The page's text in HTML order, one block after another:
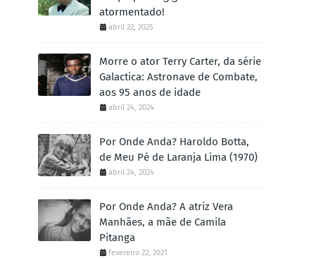
atormentado!
abril 22, 2025
Morre o ator Terry Carter, da série
Galactica: Astronave de Combate,
aos 95 anos de idade
abril 24, 2024
Por Onde Anda? Haroldo Botta,
de Meu Pé de Laranja Lima (1970)
abril 24, 2024
Por Onde Anda? A atriz Vera
Manhães, a mãe de Camila
Pitanga
fevereiro 22, 2021